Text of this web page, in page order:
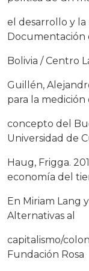
el desarrollo y la
Documentación
Bolivia / Centro
Guillén,
para la medición
concepto del
Universidad de
Haug, Frigga.
economía del
En Miriam Lang
Alternativas al
capitalismo/
Fundación Rosa